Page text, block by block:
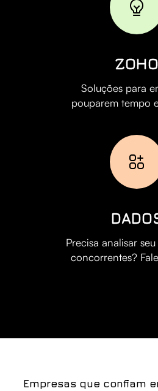
ZOHO
Soluções para
pouparem tempo
Precisa analisar
concorrentes?
Empresas que confiam